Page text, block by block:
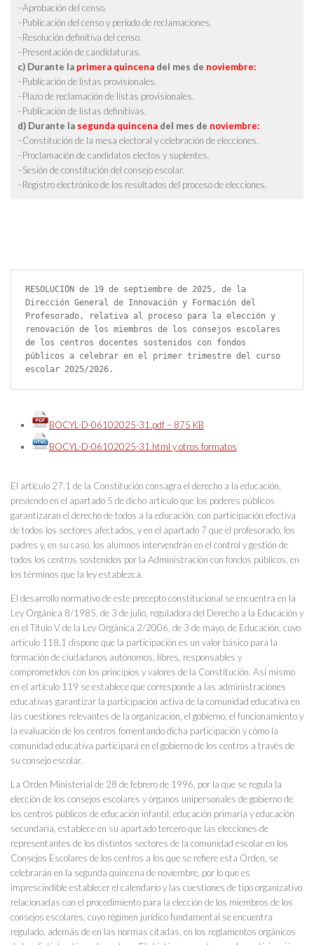
–Aprobación del censo.
–Publicación del censo y período de reclamaciones.
–Resolución definitiva del censo.
–Presentación de candidaturas.
c) Durante la primera quincena del mes de noviembre:
–Publicación de listas provisionales.
–Plazo de reclamación de listas provisionales.
–Publicación de listas definitivas.
d) Durante la segunda quincena del mes de noviembre:
–Constitución de la mesa electoral y celebración de elecciones.
–Proclamación de candidatos electos y suplentes.
–Sesión de constitución del consejo escolar.
–Registro electrónico de los resultados del proceso de elecciones.
RESOLUCIÓN de 19 de septiembre de 2025, de la
Dirección General de Innovación y Formación del
Profesorado, relativa al proceso para la elección y
renovación de los miembros de los consejos escolares
de los centros docentes sostenidos con fondos
públicos a celebrar en el primer trimestre del curso
escolar 2025/2026.
BOCYL-D-06102025-31.pdf – 875 KB
BOCYL-D-06102025-31.html y otros formatos
El artículo 27.1 de la Constitución consagra el derecho a la educación,
previendo en el apartado 5 de dicho artículo que los poderes públicos
garantizaran el derecho de todos a la educación, con participación efectiva
de todos los sectores afectados, y en el apartado 7 que el profesorado, los
padres y, en su caso, los alumnos intervendrán en el control y gestión de
todos los centros sostenidos por la Administración con fondos públicos, en
los términos que la ley establezca.
El desarrollo normativo de este precepto constitucional se encuentra en la
Ley Orgánica 8/1985, de 3 de julio, reguladora del Derecho a la Educación y
en el Título V de la Ley Orgánica 2/2006, de 3 de mayo, de Educación, cuyo
artículo 118.1 dispone que la participación es un valor básico para la
formación de ciudadanos autónomos, libres, responsables y
comprometidos con los principios y valores de la Constitución. Así mismo
en el artículo 119 se establece que corresponde a las administraciones
educativas garantizar la participación activa de la comunidad educativa en
las cuestiones relevantes de la organización, el gobierno, el funcionamiento y
la evaluación de los centros fomentando dicha participación y cómo la
comunidad educativa participará en el gobierno de los centros a través de
su consejo escolar.
La Orden Ministerial de 28 de febrero de 1996, por la que se regula la
elección de los consejos escolares y órganos unipersonales de gobierno de
los centros públicos de educación infantil, educación primaria y educación
secundaria, establece en su apartado tercero que las elecciones de
representantes de los distintos sectores de la comunidad escolar en los
Consejos Escolares de los centros a los que se refiere esta Orden, se
celebrarán en la segunda quincena de noviembre, por lo que es
imprescindible establecer el calendario y las cuestiones de tipo organizativo
relacionadas con el procedimiento para la elección de los miembros de los
consejos escolares, cuyo régimen jurídico fundamental se encuentra
regulado, además de en las normas citadas, en los reglamentos orgánicos